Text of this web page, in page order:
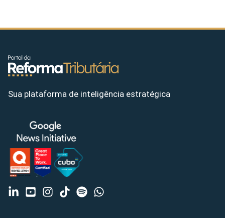
Sua plataforma de inteligência estratégica